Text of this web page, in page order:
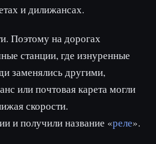
и дилижансах.
Поэтому на дорогах
станции, где изнуренные
заменялись другими,
или почтовая карета могли
скорости.
и получили название «реле».